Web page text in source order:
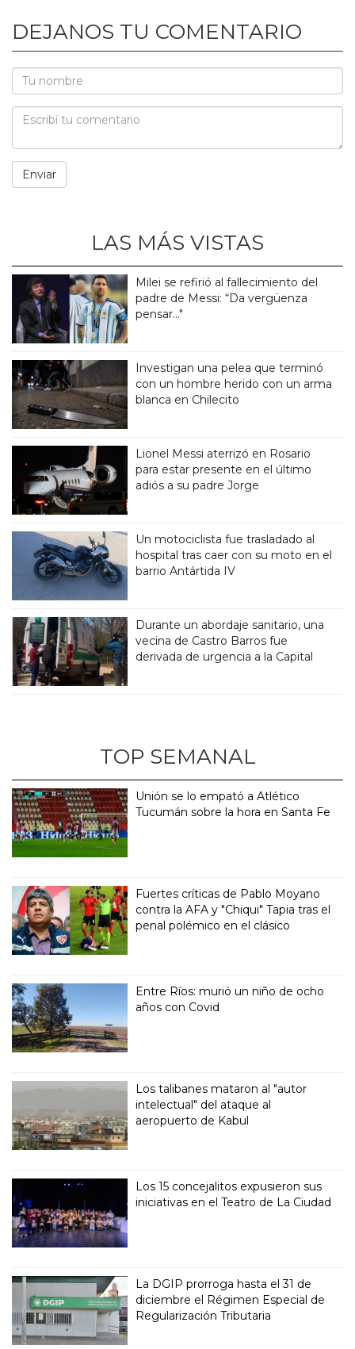
DEJANOS TU COMENTARIO
LAS MÁS VISTAS
Milei se refirió al fallecimiento del
padre de Messi: “Da vergüenza
pensar..."
Investigan una pelea que terminó
con un hombre herido con un arma
blanca en Chilecito
Lionel Messi aterrizó en Rosario
para estar presente en el último
adiós a su padre Jorge
Un motociclista fue trasladado al
hospital tras caer con su moto en el
barrio Antártida IV
Durante un abordaje sanitario, una
vecina de Castro Barros fue
derivada de urgencia a la Capital
TOP SEMANAL
Unión se lo empató a Atlético
Tucumán sobre la hora en Santa Fe
Fuertes críticas de Pablo Moyano
contra la AFA y "Chiqui" Tapia tras el
penal polémico en el clásico
Entre Ríos: murió un niño de ocho
años con Covid
Los talibanes mataron al "autor
intelectual" del ataque al
aeropuerto de Kabul
Los 15 concejalitos expusieron sus
iniciativas en el Teatro de La Ciudad
La DGIP prorroga hasta el 31 de
diciembre el Régimen Especial de
Regularización Tributaria